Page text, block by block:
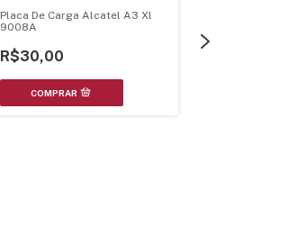
Placa De Carga Alcatel A3 Xl
9008A
R$30,00